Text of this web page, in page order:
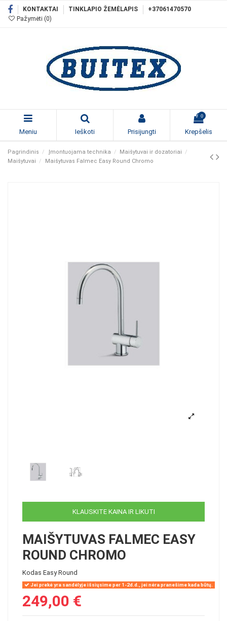
KONTAKTAI TINKLAPIO ŽEMĖLAPIS
+37061470570
Pažymėti (0)
Meniu Ieškoti Prisijungti
0
Krepšelis
Pagrindinis Įmontuojama technika
Maišytuvai ir dozatoriai
Maišytuvai
Maišytuvas Falmec Easy Round Chromo
KLAUSKITE KAINA IR LIKUTI
MAIŠYTUVAS FALMEC EASY
ROUND CHROMO
Kodas Easy Round
Jei prekė yra sandėlyje išsiųsime per 1-2d.d., jei nėra pranešime kada būtų.
249,00 €